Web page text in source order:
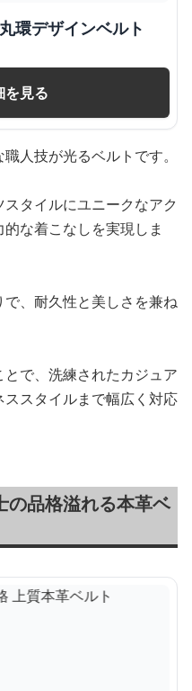
環デザインベルト
を見る
人技が光るベルトです。
タイルにユニークなアク
な着こなしを実現しま
、耐久性と美しさを兼ね
で、洗練されたカジュア
スタイルまで幅広く対応
の品格溢れる本革ベ